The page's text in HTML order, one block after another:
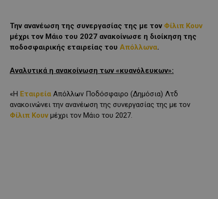
Την ανανέωση της συνεργασίας της με τον Φίλιπ Κουν
μέχρι τον Μάιο του 2027 ανακοίνωσε η διοίκηση της
ποδοσφαιρικής εταιρείας του Απόλλωνα.
Αναλυτικά η ανακοίνωση των «κυανόλευκων»:
«Η Εταιρεία Απόλλων Ποδόσφαιρο (Δημόσια) Λτδ
ανακοινώνει την ανανέωση της συνεργασίας της με τον
Φίλιπ Κουν μέχρι τον Μάιο του 2027.